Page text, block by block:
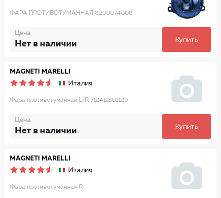
ФАРА ПРОТИВОТУМАННАЯ 8200074008
Цена
Нет в наличии Купить
MAGNETI MARELLI
Италия
Фара противотуманная L/R 712411801129
Цена
Нет в наличии Купить
MAGNETI MARELLI
Италия
Фара противотуманная R